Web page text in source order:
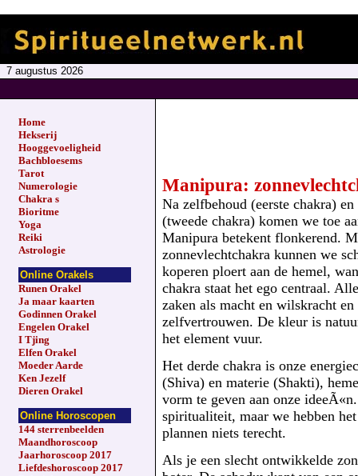
7 augustus 2026
Home
Hekserij
Hooggevoeligheid
Bachbloesems
Tarot
Numerologie
Chakra s
Bioritme
Yoga
Reiki
Astrologie
Online Orakels
Runen Orakel
Ja maar kaarten
Godinnen Orakel
Engelen Orakel
I Tjing
Elfen Orakel
Moeder Aarde
Ken Jezelf
Dieren Orakel
Online Horoscopen
144 sterrenbeelden
Maandhoroscoop
Jaarhoroscoop 2017
Liefdeshoroscoop 2017
Manipura:
Na zelfbehoud (eerste chakra)
(tweede chakra) komen we toe
Manipura betekent flonkerend.
zonnevlechtchakra kunnen we
koperen ploert aan de hemel,
chakra staat het ego centraal.
zaken als macht en wilskracht en
zelfvertrouwen. De kleur is
het element vuur.
Het derde chakra is onze
(Shiva) en materie (Shakti),
vorm te geven aan onze
spiritualiteit, maar we hebben
plannen niets terecht.
Als je een slecht ontwikkelde